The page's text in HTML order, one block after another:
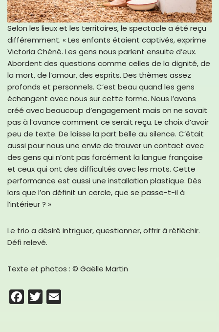
Selon les lieux et les territoires, le spectacle a été reçu
différemment. « Les enfants étaient captivés, exprime
Victoria Chéné. Les gens nous parlent ensuite d’eux.
Abordent des questions comme celles de la dignité, de
la mort, de l’amour, des esprits. Des thèmes assez
profonds et personnels. C’est beau quand les gens
échangent avec nous sur cette forme. Nous l’avons
créé avec beaucoup d’engagement mais on ne savait
pas à l’avance comment ce serait reçu. Le choix d’avoir
peu de texte. De laisse la part belle au silence. C’était
aussi pour nous une envie de trouver un contact avec
des gens qui n’ont pas forcément la langue française
et ceux qui ont des difficultés avec les mots. Cette
performance est aussi une installation plastique. Dès
lors que l’on définit un cercle, que se passe-t-il à
l’intérieur ? »
Le trio a désiré intriguer, questionner, offrir à réfléchir.
Défi relevé.
Texte et photos : © Gaëlle Martin